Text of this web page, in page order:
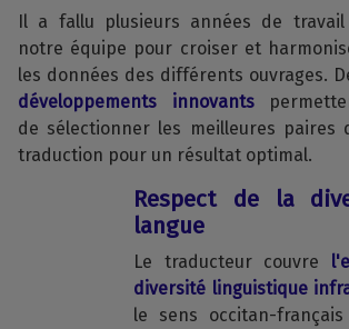
Il a fallu plusieurs années de
notre équipe pour croiser et
les données des différents ouvrages.
développements innovants
de sélectionner les meilleures paires
traduction pour un résultat optimal.
Respect de la
langue
Le traducteur couvre
diversité linguistique
le sens occitan-